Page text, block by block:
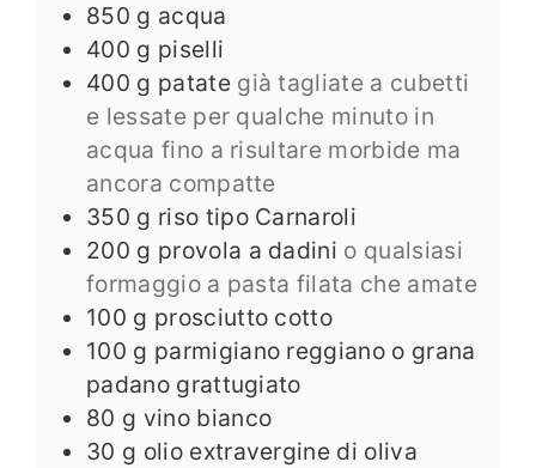
850 g acqua
400 g piselli
400 g patate già tagliate a cubetti
e lessate per qualche minuto in
acqua fino a risultare morbide ma
ancora compatte
350 g riso tipo Carnaroli
200 g provola a dadini o qualsiasi
formaggio a pasta filata che amate
100 g prosciutto cotto
100 g parmigiano reggiano o grana
padano grattugiato
80 g vino bianco
30 g olio extravergine di oliva